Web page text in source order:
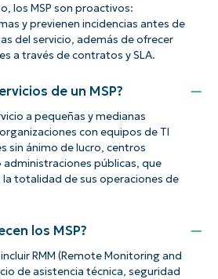
los MSP son proactivos:
y previenen incidencias antes de
del servicio, además de ofrecer
a través de contratos y SLA.
de un MSP?
a pequeñas y medianas
con equipos de TI
sin ánimo de lucro, centros
administraciones públicas, que
totalidad de sus operaciones de
los MSP?
RMM (Remote Monitoring and
de asistencia técnica, seguridad